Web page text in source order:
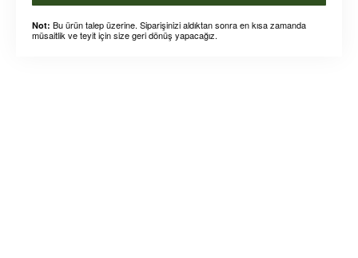
Not: Bu ürün talep üzerine. Siparişinizi aldıktan sonra en kısa zamanda
müsaitlik ve teyit için size geri dönüş yapacağız.